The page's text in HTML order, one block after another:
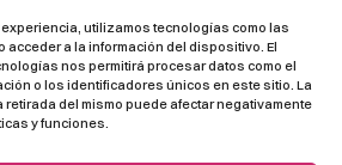
utilizamos tecnologías como las
acceder a la información del dispositivo. El
nos permitirá procesar datos como el
o los identificadores únicos en este sitio. La
retirada del mismo puede afectar negativamente
y funciones.